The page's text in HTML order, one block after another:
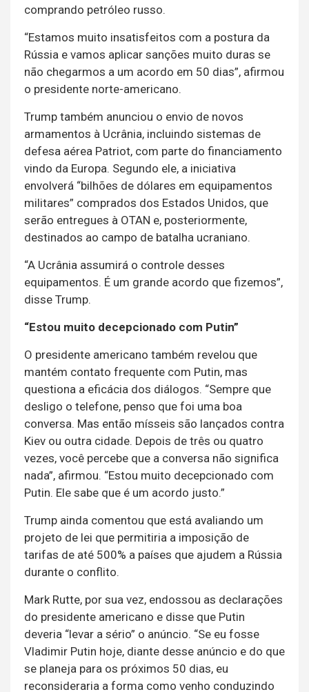
comprando petróleo russo.
“Estamos muito insatisfeitos com a postura da
Rússia e vamos aplicar sanções muito duras se
não chegarmos a um acordo em 50 dias”, afirmou
o presidente norte-americano.
Trump também anunciou o envio de novos
armamentos à Ucrânia, incluindo sistemas de
defesa aérea Patriot, com parte do financiamento
vindo da Europa. Segundo ele, a iniciativa
envolverá “bilhões de dólares em equipamentos
militares” comprados dos Estados Unidos, que
serão entregues à OTAN e, posteriormente,
destinados ao campo de batalha ucraniano.
“A Ucrânia assumirá o controle desses
equipamentos. É um grande acordo que fizemos”,
disse Trump.
“Estou muito decepcionado com Putin”
O presidente americano também revelou que
mantém contato frequente com Putin, mas
questiona a eficácia dos diálogos. “Sempre que
desligo o telefone, penso que foi uma boa
conversa. Mas então mísseis são lançados contra
Kiev ou outra cidade. Depois de três ou quatro
vezes, você percebe que a conversa não significa
nada”, afirmou. “Estou muito decepcionado com
Putin. Ele sabe que é um acordo justo.”
Trump ainda comentou que está avaliando um
projeto de lei que permitiria a imposição de
tarifas de até 500% a países que ajudem a Rússia
durante o conflito.
Mark Rutte, por sua vez, endossou as declarações
do presidente americano e disse que Putin
deveria “levar a sério” o anúncio. “Se eu fosse
Vladimir Putin hoje, diante desse anúncio e do que
se planeja para os próximos 50 dias, eu
reconsideraria a forma como venho conduzindo